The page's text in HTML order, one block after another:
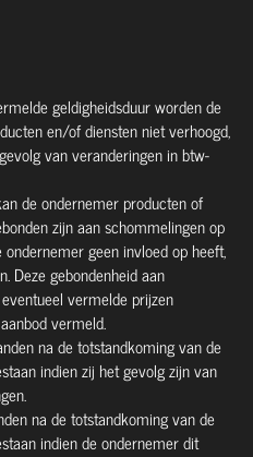
geldigheidsduur worden de
en/of diensten niet verhoogd,
van veranderingen in btw-
de ondernemer producten of
zijn aan schommelingen op
geen invloed op heeft,
Deze gebondenheid aan
vermelde prijzen
vermeld.
na de totstandkoming van de
indien zij het gevolg zijn van
na de totstandkoming van de
indien de ondernemer dit